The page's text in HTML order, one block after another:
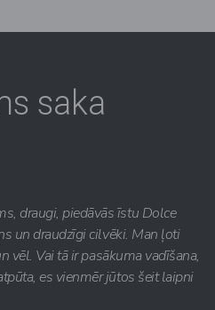
saka
draugi, piedāvās īstu Dolce
un draudzīgi cilvēki. Man ļoti
vēl. Vai tā ir pasākuma vadīšana,
es vienmēr jūtos šeit laipni